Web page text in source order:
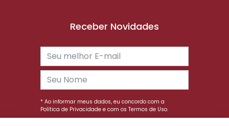
Receber Novidades
* Ao informar meus dados, eu concordo com a
Política de Privacidade e com os Termos de Uso.